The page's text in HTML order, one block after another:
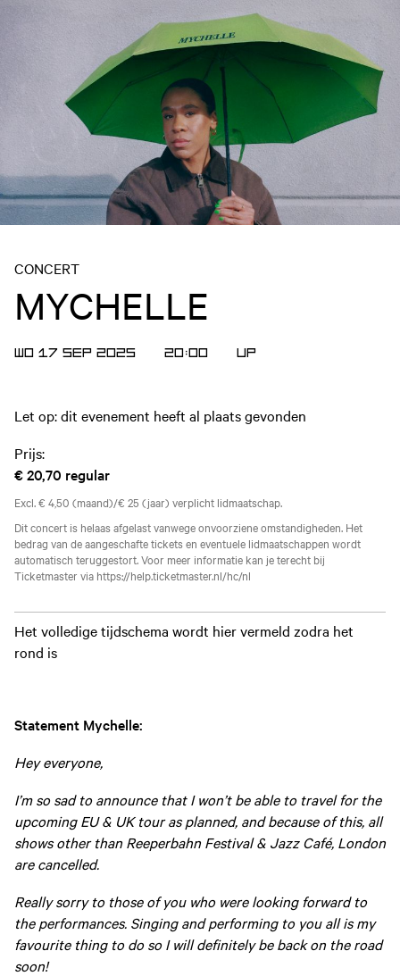
CONCERT
MYCHELLE
WO 17 SEP 2025 20:00 UP
Let op: dit evenement heeft al plaats gevonden
Prijs:
€ 20,70 regular
Excl. € 4,50 (maand)/€ 25 (jaar) verplicht lidmaatschap.
Dit concert is helaas afgelast vanwege onvoorziene omstandigheden. Het
bedrag van de aangeschafte tickets en eventuele lidmaatschappen wordt
automatisch teruggestort. Voor meer informatie kan je terecht bij
Ticketmaster via https://help.ticketmaster.nl/hc/nl
Het volledige tijdschema wordt hier vermeld zodra het
rond is
Statement Mychelle:
Hey everyone,
I’m so sad to announce that I won’t be able to travel for the
upcoming EU & UK tour as planned, and because of this, all
shows other than Reeperbahn Festival & Jazz Café, London
are cancelled.
Really sorry to those of you who were looking forward to
the performances. Singing and performing to you all is my
favourite thing to do so I will definitely be back on the road
soon!